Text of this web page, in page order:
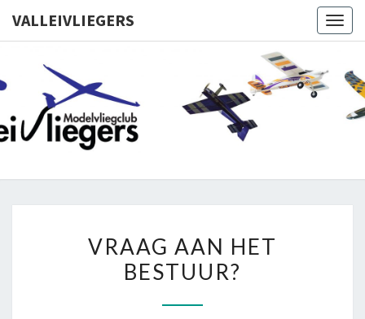
VALLEIVLIEGERS
Valleivliegers
AAN
HET
VRAAG AAN HET
BESTUUR?